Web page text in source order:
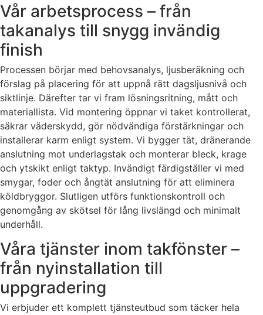
Vår arbetsprocess – från
takanalys till snygg invändig
finish
Processen börjar med behovsanalys, ljusberäkning och
förslag på placering för att uppnå rätt dagsljusnivå och
siktlinje. Därefter tar vi fram lösningsritning, mått och
materiallista. Vid montering öppnar vi taket kontrollerat,
säkrar väderskydd, gör nödvändiga förstärkningar och
installerar karm enligt system. Vi bygger tät, dränerande
anslutning mot underlagstak och monterar bleck, krage
och ytskikt enligt taktyp. Invändigt färdigställer vi med
smygar, foder och ångtät anslutning för att eliminera
köldbryggor. Slutligen utförs funktionskontroll och
genomgång av skötsel för lång livslängd och minimalt
underhåll.
Våra tjänster inom takfönster –
från nyinstallation till
uppgradering
Vi erbjuder ett komplett tjänsteutbud som täcker hela